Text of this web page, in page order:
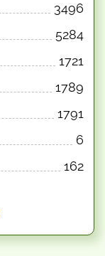
3496
5284
1721
1789
1791
6
162